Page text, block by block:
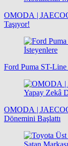
OMODA |
Taşıyor!
Ford Puma ST-
OMODA |
Dönemini Başlattı